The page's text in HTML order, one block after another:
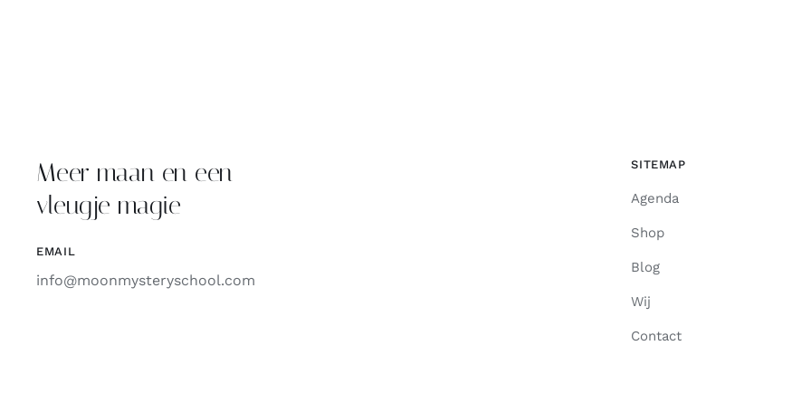
Meer maan en een
vleugje magie
EMAIL
info@moonmysteryschool.com
SITEMAP
Agenda
Shop
Blog
Wij
Contact